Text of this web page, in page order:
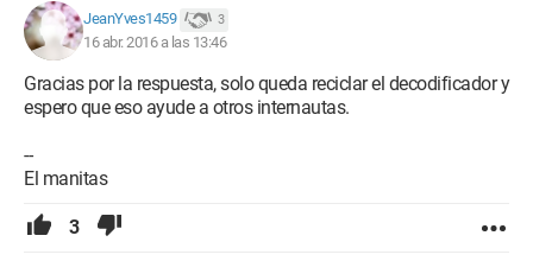
JeanYves1459 3
16 abr. 2016 a las 13:46
Gracias por la respuesta, solo queda reciclar el decodificador y
espero que eso ayude a otros internautas.
--
El manitas
3